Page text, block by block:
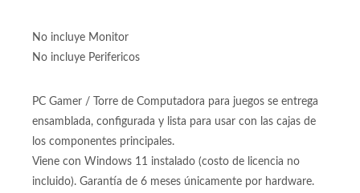
No incluye Monitor
No incluye Perifericos
PC Gamer / Torre de Computadora para juegos se entrega
ensamblada, configurada y lista para usar con las cajas de
los componentes principales.
Viene con Windows 11 instalado (costo de licencia no
incluido). Garantía de 6 meses únicamente por hardware.